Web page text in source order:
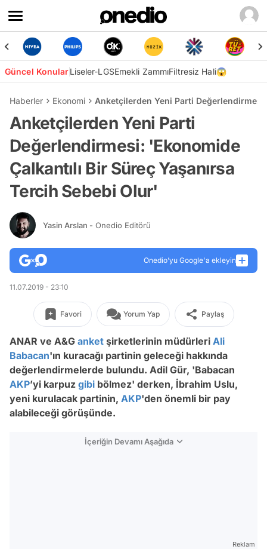
Güncel KonularLiseler-LGSEmekli ZammıFiltresiz Hali😱
Haberler Ekonomi Anketçilerden Yeni Parti
Anketçilerden Yeni Parti
Değerlendirmesi: 'Ekonomide
Çalkantılı Bir Süreç Yaşanırsa
Tercih Sebebi Olur'
Yasin Arslan - Onedio Editörü
Onedio’yu Google'a ekleyin
11.07.2019 - 23:10
Favori Yorum Yap Paylaş
ANAR ve A&G anket şirketlerinin müdürleri Ali
Babacan'ın kuracağı partinin geleceği hakkında
değerlendirmelerde bulundu. Adil Gür, 'Babacan
AKP’yi karpuz gibi bölmez' derken, İbrahim Uslu,
yeni kurulacak partinin, AKP'den önemli bir pay
alabileceği görüşünde.
İçeriğin Devamı Aşağıda
Reklam